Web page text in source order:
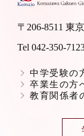
〒206-8511 東
Tel 042-350-
中学受験の
卒業生の方
教育関係者